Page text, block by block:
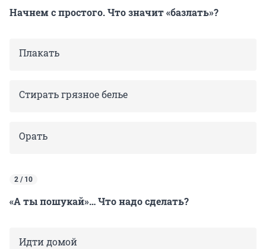
Начнем с простого. Что значит «базлать»?
Плакать
Стирать грязное белье
Орать
2 / 10
«А ты пошукай»… Что надо сделать?
Идти домой